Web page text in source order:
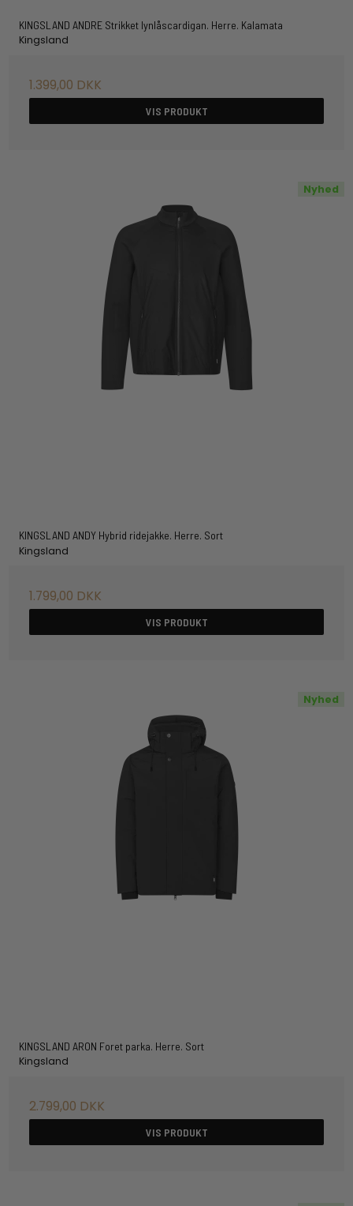
KINGSLAND ANDRE Strikket lynlåscardigan. Herre. Kalamata
Kingsland
1.399,00 DKK
VIS PRODUKT
Nyhed
KINGSLAND ANDY Hybrid ridejakke. Herre. Sort
Kingsland
1.799,00 DKK
VIS PRODUKT
Nyhed
KINGSLAND ARON Foret parka. Herre. Sort
Kingsland
2.799,00 DKK
VIS PRODUKT